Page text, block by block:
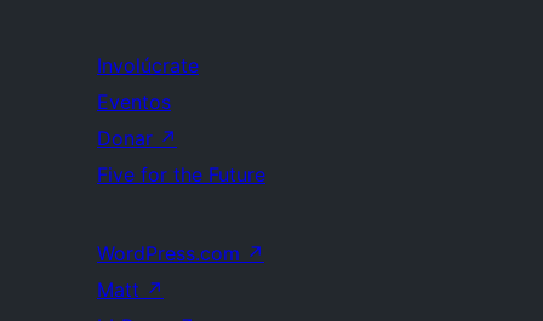
Involúcrate
Eventos
Donar ↗
Five for the Future
WordPress.com ↗
Matt ↗